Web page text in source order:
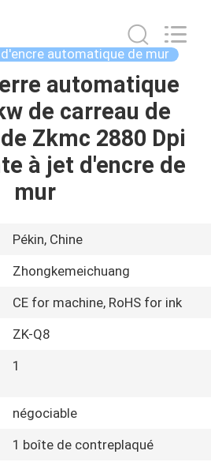
automatique de mur
automatique
de carreau de
Zkmc 2880 Dpi
à jet d'encre de
mur
Pékin, Chine
Zhongkemeichuang
CE for machine, RoHS for ink
ZK-Q8
1
négociable
1 boîte de contreplaqué